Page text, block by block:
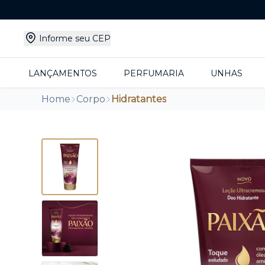
Informe seu CEP
LANÇAMENTOS PERFUMARIA UNHAS
Home Corpo Hidratantes